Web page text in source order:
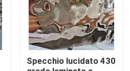
Specchio lucidato 430